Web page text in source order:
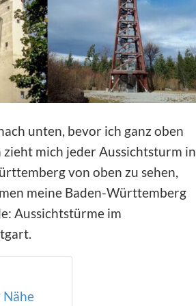
unten, bevor ich ganz oben
zieht mich jeder Aussichtsturm in
von oben zu sehen,
meine Baden-Württemberg
Aussichtstürme im